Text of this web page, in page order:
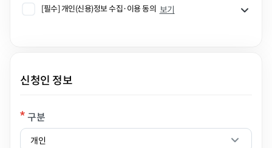
[필수] 개인(신용)정보 수집·이용 동의 보기
신청인 정보
구분
(필수입력)
구분(필수입력)